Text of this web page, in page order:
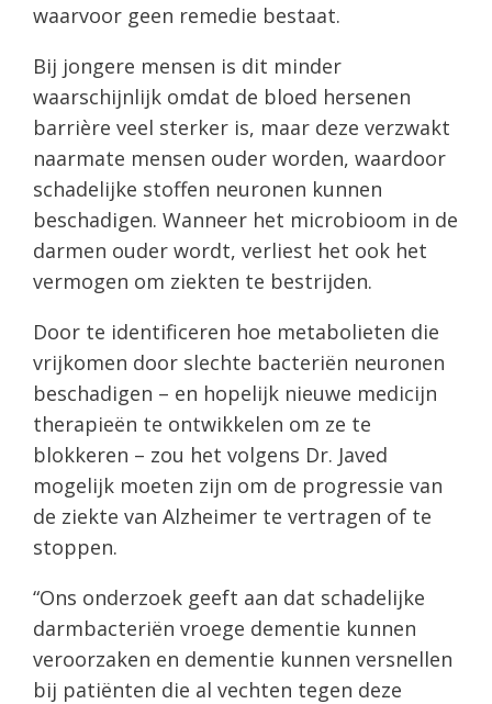
waarvoor geen remedie bestaat.
Bij jongere mensen is dit minder
waarschijnlijk omdat de bloed hersenen
barrière veel sterker is, maar deze verzwakt
naarmate mensen ouder worden, waardoor
schadelijke stoffen neuronen kunnen
beschadigen. Wanneer het microbioom in de
darmen ouder wordt, verliest het ook het
vermogen om ziekten te bestrijden.
Door te identificeren hoe metabolieten die
vrijkomen door slechte bacteriën neuronen
beschadigen – en hopelijk nieuwe medicijn
therapieën te ontwikkelen om ze te
blokkeren – zou het volgens Dr. Javed
mogelijk moeten zijn om de progressie van
de ziekte van Alzheimer te vertragen of te
stoppen.
“Ons onderzoek geeft aan dat schadelijke
darmbacteriën vroege dementie kunnen
veroorzaken en dementie kunnen versnellen
bij patiënten die al vechten tegen deze